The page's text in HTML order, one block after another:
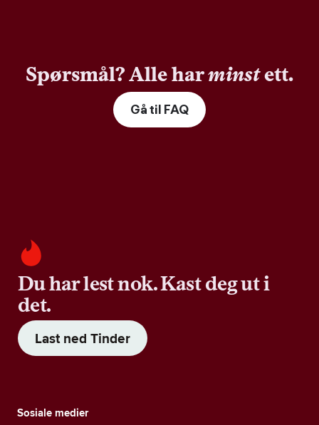
Spørsmål? Alle harminstett.
Gå til FAQ
Du har lest nok. Kast deg ut i
det.
Last ned Tinder
Sosiale medier